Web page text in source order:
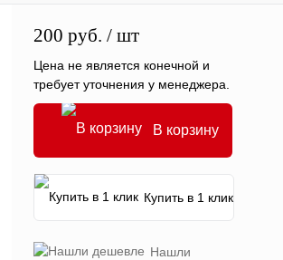
200 руб. / шт
Цена не является конечной и
требует уточнения у менеджера.
В корзину
Купить в 1 клик
Нашли